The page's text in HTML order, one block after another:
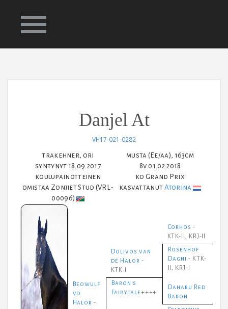
HEVOSET
KILPAHEVOSET
VARSAT & NUORET
Danjel At
VH17-021-0282
trakehner, ori
syntynyt 18.09.2017
koulupainotteinen
omistaa Zonjiet Stud (VRL-
00096)
musta (Ee/aa), 163cm
8v 01.02.2018
ko Grand Prix
kasvattanut Atorina
Beowulf
vd
Halor -
Dolivos van
de Halor -
KTK-I
Corhos -
KTK-II, KRJ-II
Rosenhof
Dagni - KTK-
II, KRJ-I
Baron's
Fairytale++++
Dahabu Red
Baron